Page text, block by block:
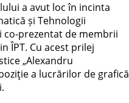
a avut loc în incinta
și Tehnologii
prezentat de membrii
ÎPT. Cu acest prilej
„Alexandru
a lucrărilor de grafică